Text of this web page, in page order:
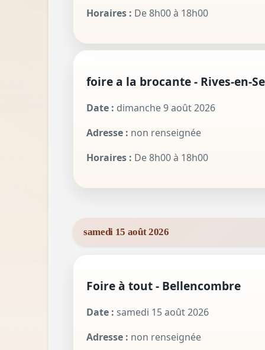
Horaires : De 8h00 à 18h00
foire a la brocante - Rives-en-
Date : dimanche 9 août 2026
Adresse : non renseignée
Horaires : De 8h00 à 18h00
samedi 15 août 2026
Foire à tout - Bellencombre
Date : samedi 15 août 2026
Adresse : non renseignée